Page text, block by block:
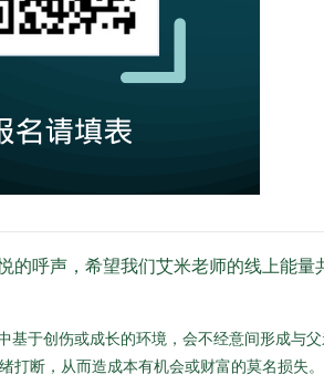
的呼声，希望我们艾米老师的线上能量
于创伤或成长的环境，会不经意间形成与
断，从而造成本有机会或财富的莫名损失。